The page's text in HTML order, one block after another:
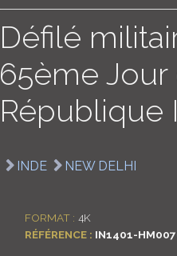
Défilé
65ème Jour
République
INDE NEW DELHI
FORMAT : 4K
RÉFÉRENCE : IN1401-